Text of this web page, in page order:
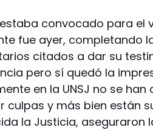
convocado para el
fue ayer, completando
citados a dar su
pero sí quedó la
en la UNSJ no se
culpas y más bien están
la Justicia, aseguraron